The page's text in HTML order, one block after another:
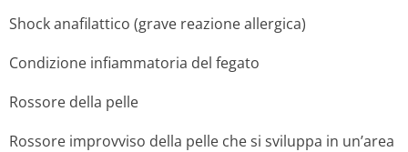
Shock anafilattico (grave reazione allergica)
Condizione infiammatoria del fegato
Rossore della pelle
Rossore improvviso della pelle che si sviluppa in un’area